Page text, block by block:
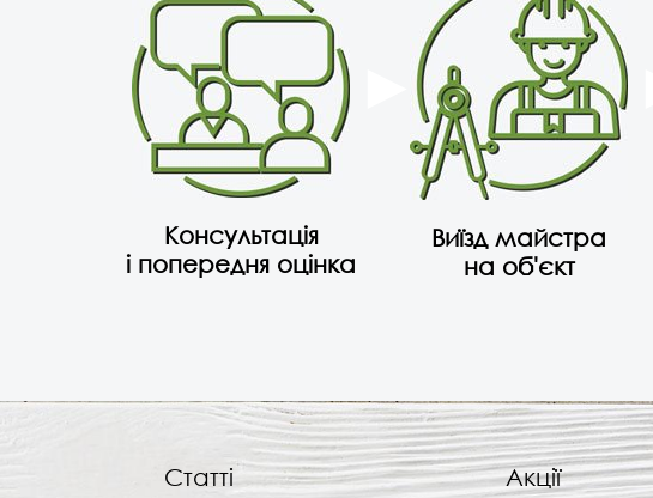
Консультація
і попередня оцінка
Виїзд майстра
на об'єкт
Статті Акції